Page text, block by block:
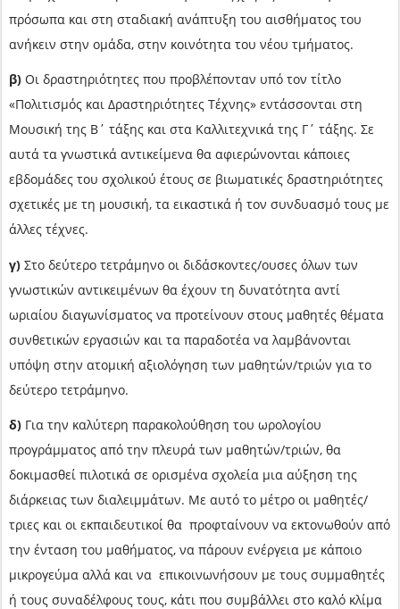
πρόσωπα και στη σταδιακή ανάπτυξη του αισθήματος του
ανήκειν στην ομάδα, στην κοινότητα του νέου τμήματος.
β) Οι δραστηριότητες που προβλέπονταν υπό τον τίτλο
«Πολιτισμός και Δραστηριότητες Τέχνης» εντάσσονται στη
Μουσική της Β΄ τάξης και στα Καλλιτεχνικά της Γ΄ τάξης. Σε
αυτά τα γνωστικά αντικείμενα θα αφιερώνονται κάποιες
εβδομάδες του σχολικού έτους σε βιωματικές δραστηριότητες
σχετικές με τη μουσική, τα εικαστικά ή τον συνδυασμό τους με
άλλες τέχνες.
γ) Στο δεύτερο τετράμηνο οι διδάσκοντες/ουσες όλων των
γνωστικών αντικειμένων θα έχουν τη δυνατότητα αντί
ωριαίου διαγωνίσματος να προτείνουν στους μαθητές θέματα
συνθετικών εργασιών και τα παραδοτέα να λαμβάνονται
υπόψη στην ατομική αξιολόγηση των μαθητών/τριών για το
δεύτερο τετράμηνο.
δ) Για την καλύτερη παρακολούθηση του ωρολογίου
προγράμματος από την πλευρά των μαθητών/τριών, θα
δοκιμασθεί πιλοτικά σε ορισμένα σχολεία μια αύξηση της
διάρκειας των διαλειμμάτων. Με αυτό το μέτρο οι μαθητές/
τριες και οι εκπαιδευτικοί θα προφταίνουν να εκτονωθούν από
την ένταση του μαθήματος, να πάρουν ενέργεια με κάποιο
μικρογεύμα αλλά και να επικοινωνήσουν με τους συμμαθητές
ή τους συναδέλφους τους, κάτι που συμβάλλει στο καλό κλίμα